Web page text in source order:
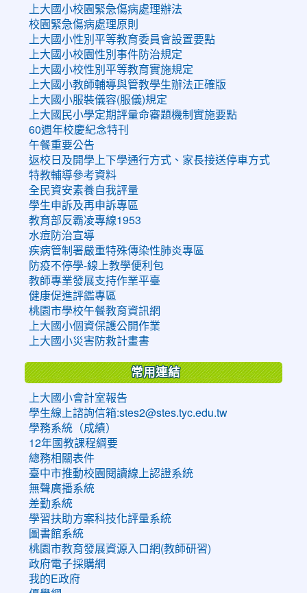
上大國小校園緊急傷病處理辦法
校園緊急傷病處理原則
上大國小性別平等教育委員會設置要點
上大國小校園性別事件防治規定
上大國小校性別平等教育實施規定
上大國小教師輔導與管教學生辦法正確版
上大國小服裝儀容(服儀)規定
上大國民小學定期評量命審題機制實施要點
60週年校慶紀念特刊
午餐重要公告
返校日及開學上下學通行方式、家長接送停車方式
特教輔導參考資料
全民資安素養自我評量
學生申訴及再申訴專區
教育部反霸凌專線1953
水痘防治宣導
疾病管制署嚴重特殊傳染性肺炎專區
防疫不停學-線上教學便利包
教師專業發展支持作業平臺
健康促進評鑑專區
桃園市學校午餐教育資訊網
上大國小個資保護公開作業
上大國小災害防救計畫書
常用連結
上大國小會計室報告
學生線上諮詢信箱:stes2@stes.tyc.edu.tw
學務系統（成績）
12年國教課程綱要
總務相關表件
臺中市推動校園閱讀線上認證系統
無聲廣播系統
差勤系統
學習扶助方案科技化評量系統
圖書館系統
桃園市教育發展資源入口網(教師研習)
政府電子採購網
我的E政府